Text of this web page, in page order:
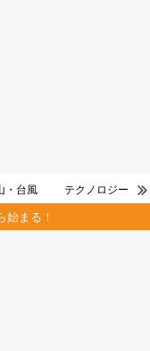
・台風 テクノロジー
始まる！